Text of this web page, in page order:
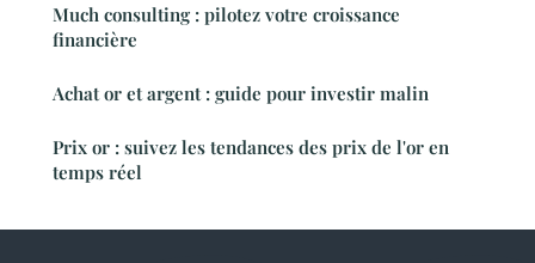
Much consulting : pilotez votre croissance
financière
Achat or et argent : guide pour investir malin
Prix or : suivez les tendances des prix de l'or en
temps réel